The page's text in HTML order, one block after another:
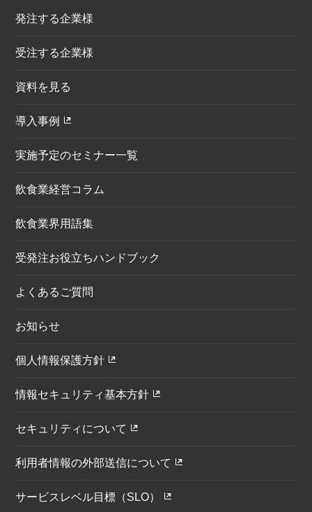
発注する企業様
受注する企業様
資料を見る
導入事例
実施予定のセミナー一覧
飲食業経営コラム
飲食業界用語集
受発注お役立ちハンドブック
よくあるご質問
お知らせ
個人情報保護方針
情報セキュリティ基本方針
セキュリティについて
利用者情報の外部送信について
サービスレベル目標（SLO）